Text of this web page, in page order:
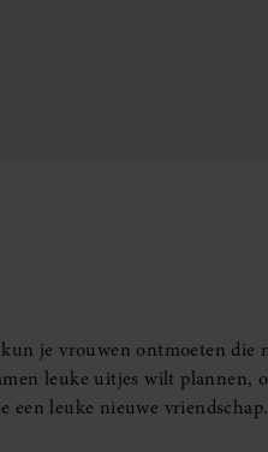
je vrouwen ontmoeten
leuke uitjes wilt plannen,
een leuke nieuwe